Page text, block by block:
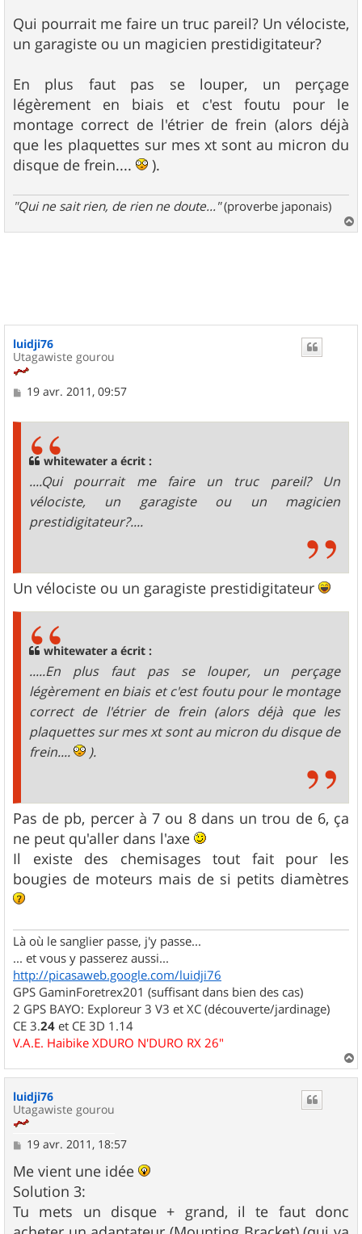
Qui pourrait me faire un truc pareil? Un vélociste,
un garagiste ou un magicien prestidigitateur?
En plus faut pas se louper, un perçage
légèrement en biais et c'est foutu pour le
montage correct de l'étrier de frein (alors déjà
que les plaquettes sur mes xt sont au micron du
disque de frein....
).
"Qui ne sait rien, de rien ne doute..."(proverbe japonais)
a
luidji76
Utagawiste gourou
M19 avr. 2011, 09:57
whitewater a écrit :
....Qui pourrait me faire un truc pareil? Un
vélociste, un garagiste ou un magicien
prestidigitateur?....
Un vélociste ou un garagiste prestidigitateur
whitewater a écrit :
.....En plus faut pas se louper, un perçage
légèrement en biais et c'est foutu pour le montage
correct de l'étrier de frein (alors déjà que les
plaquettes sur mes xt sont au micron du disque de
frein....
).
Pas de pb, percer à 7 ou 8 dans un trou de 6, ça
ne peut qu'aller dans l'axe
Il existe des chemisages tout fait pour les
bougies de moteurs mais de si petits diamètres
Là où le sanglier passe, j'y passe...
... et vous y passerez aussi...
http://picasaweb.google.com/luidji76
GPS GaminForetrex201 (suffisant dans bien des cas)
2 GPS BAYO: Exploreur 3 V3 et XC (découverte/jardinage)
CE 3.24 et CE 3D 1.14
V.A.E. Haibike XDURO N'DURO RX 26"
a
luidji76
Utagawiste gourou
M
s
s
a
g
e
19 avr. 2011, 18:57
Me vient une idée
Solution 3:
Tu mets un disque + grand, il te faut donc